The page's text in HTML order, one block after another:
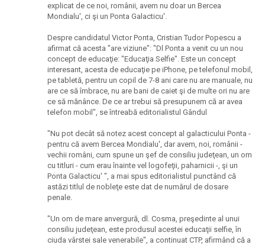
explicat de ce noi, românii, avem nu doar un Bercea
Mondialu', ci şi un Ponta Galacticu'.
Despre candidatul Victor Ponta, Cristian Tudor Popescu a
afirmat că acesta "are viziune": "Dl Ponta a venit cu un nou
concept de educaţie: "Educaţia Selfie". Este un concept
interesant, acesta de educaţie pe iPhone, pe telefonul mobil,
pe tabletă, pentru un copil de 7-8 ani care nu are manuale, nu
are ce să îmbrace, nu are bani de caiet şi de multe ori nu are
ce să mănânce. De ce ar trebui să presupunem că ar avea
telefon mobil", se întreabă editorialistul Gândul
"Nu pot decât să notez acest concept al galacticului Ponta -
pentru că avem Bercea Mondialu', dar avem, noi, românii -
vechii români, cum spune un şef de consiliu judeţean, un om
cu titluri - cum erau înainte vel logofeţii, paharnicii -, şi un
Ponta Galacticu' ", a mai spus editorialistul punctând că
astăzi titlul de nobleţe este dat de numărul de dosare
penale.
"Un om de mare anvergură, dl. Cosma, preşedinte al unui
consiliu judeţean, este produsul acestei educaţii selfie, în
ciuda vârstei sale venerabile", a continuat CTP, afirmând că a